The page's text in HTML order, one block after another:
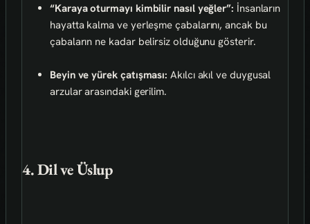
“Karaya oturmayı kimbilir nasıl yeğler”: İnsanların
hayatta kalma ve yerleşme çabalarını, ancak bu
çabaların ne kadar belirsiz olduğunu gösterir.
Beyin ve yürek çatışması: Akılcı akıl ve duygusal
arzular arasındaki gerilim.
4. Dil ve Üslup